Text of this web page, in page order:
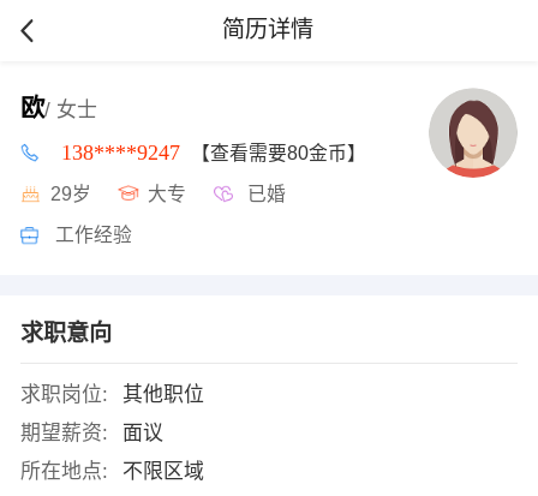
简历详情
欧/ 女士
138****9247 【查看需要80金币】
29岁 大专 已婚
工作经验
求职意向
求职岗位:
其他职位
期望薪资:
面议
所在地点:
不限区域